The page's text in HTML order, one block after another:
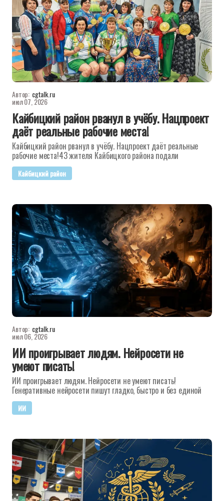
Автор: cgtalk.ru
июл 07, 2026
Кайбицкий район рванул в учёбу. Нацпроект
даёт реальные рабочие места!
Кайбицкий район рванул в учёбу. Нацпроект даёт реальные
рабочие места!43 жителя Кайбицкого района подали
Кайбицкий район
Автор: cgtalk.ru
июл 06, 2026
ИИ проигрывает людям. Нейросети не
умеют писать!
ИИ проигрывает людям. Нейросети не умеют писать!
Генеративные нейросети пишут гладко, быстро и без единой
ИИ